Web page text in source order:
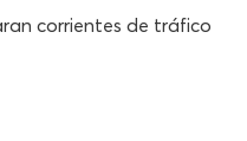
corrientes de tráfico